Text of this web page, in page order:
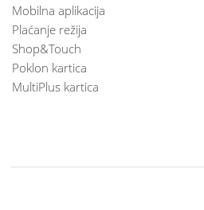
Mobilna aplikacija
Plaćanje režija
Shop&Touch
Poklon kartica
MultiPlus kartica